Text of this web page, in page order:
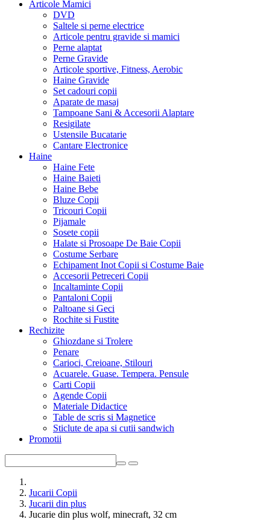
Articole Mamici
DVD
Saltele si perne electrice
Articole pentru gravide si mamici
Perne alaptat
Perne Gravide
Articole sportive, Fitness, Aerobic
Haine Gravide
Set cadouri copii
Aparate de masaj
Tampoane Sani & Accesorii Alaptare
Resigilate
Ustensile Bucatarie
Cantare Electronice
Haine
Haine Fete
Haine Baieti
Haine Bebe
Bluze Copii
Tricouri Copii
Pijamale
Sosete copii
Halate si Prosoape De Baie Copii
Costume Serbare
Echipament Inot Copii si Costume Baie
Accesorii Petreceri Copii
Incaltaminte Copii
Pantaloni Copii
Paltoane si Geci
Rochite si Fustite
Rechizite
Ghiozdane si Trolere
Penare
Carioci, Creioane, Stilouri
Acuarele. Guase. Tempera. Pensule
Carti Copii
Agende Copii
Materiale Didactice
Table de scris si Magnetice
Sticlute de apa si cutii sandwich
Promotii
Jucarii Copii
Jucarii din plus
Jucarie din plus wolf, minecraft, 32 cm